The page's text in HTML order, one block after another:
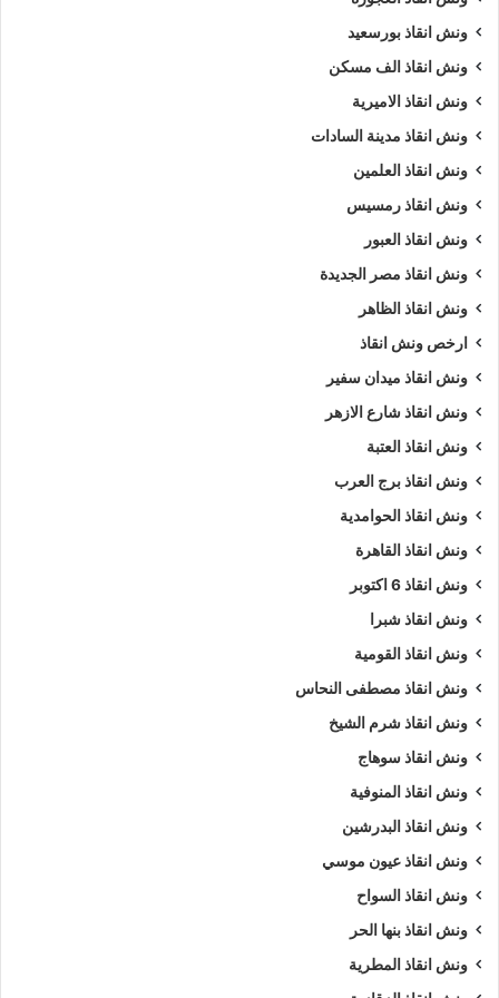
ونش انقاذ بورسعيد
ونش انقاذ الف مسكن
ونش انقاذ الاميرية
ونش انقاذ مدينة السادات
ونش انقاذ العلمين
ونش انقاذ رمسيس
ونش انقاذ العبور
ونش انقاذ مصر الجديدة
ونش انقاذ الظاهر
ارخص ونش انقاذ
ونش انقاذ ميدان سفير
ونش انقاذ شارع الازهر
ونش انقاذ العتبة
ونش انقاذ برج العرب
ونش انقاذ الحوامدية
ونش انقاذ القاهرة
ونش انقاذ 6 اكتوبر
ونش انقاذ شبرا
ونش انقاذ القومية
ونش انقاذ مصطفى النحاس
ونش انقاذ شرم الشيخ
ونش انقاذ سوهاج
ونش انقاذ المنوفية
ونش انقاذ البدرشين
ونش انقاذ عيون موسي
ونش انقاذ السواح
ونش انقاذ بنها الحر
ونش انقاذ المطرية